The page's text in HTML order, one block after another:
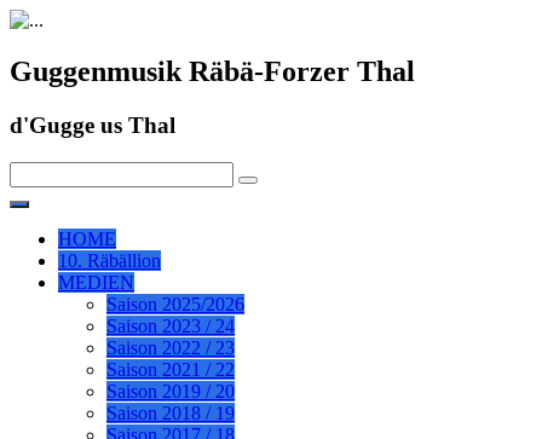
Guggenmusik Räbä-Forzer Thal
d'Gugge us Thal
HOME
10. Räbällion
MEDIEN
Saison 2025/2026
Saison 2023 / 24
Saison 2022 / 23
Saison 2021 / 22
Saison 2019 / 20
Saison 2018 / 19
Saison 2017 / 18